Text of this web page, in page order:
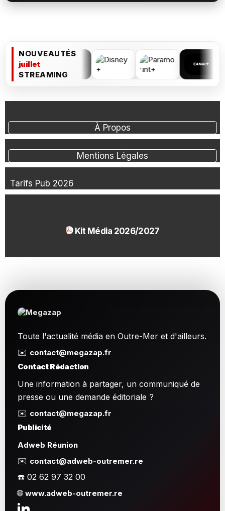
NOUVEAUTÉS
juillet
STREAMING
À Propos
Mentions Légales
Tarifs Pub 2026
Kit Média 2026/2027
Toute l'actualité média en Outre-Mer et d'ailleurs.
✉️ contact@megazap.fr
Contact Rédaction
Une information à partager, un communiqué de
presse ou une demande éditoriale ?
✉️ contact@megazap.fr
Publicité
Adweb Réunion
✉️ contact@adweb-outremer.re
☎️ 02 62 97 32 00
🌐www.adweb-outremer.re